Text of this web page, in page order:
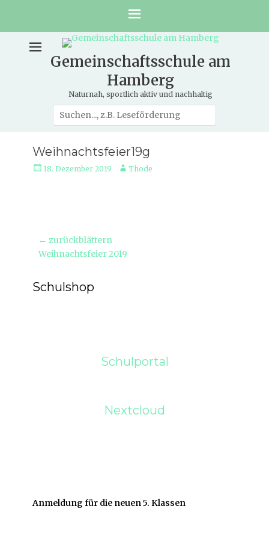
Gemeinschaftsschule am
Hamberg
Naturnah, sportlich aktiv und nachhaltig
Suche
nach:
Weihnachtsfeier19g
Veröffentlicht
18. Dezember 2019 AutorThode
Beitragsnavigation
← zurückblättern
Vorheriger
Weihnachtsfeier 2019
Schulshop
Schulportal
Nextcloud
Anmeldung für die neuen 5. Klassen